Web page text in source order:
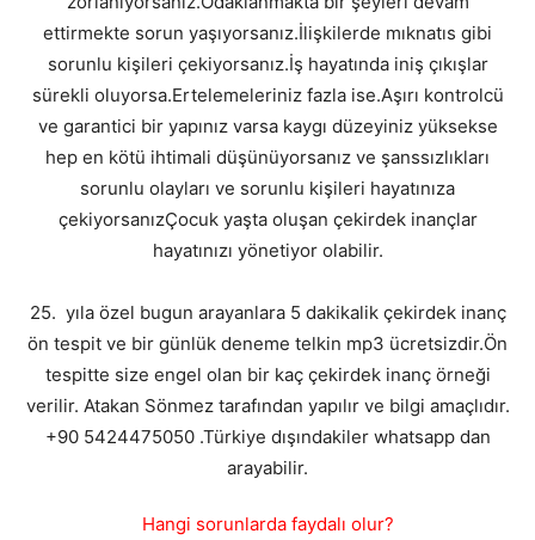
ettirmekte sorun yaşıyorsanız.İlişkilerde mıknatıs gibi
sorunlu kişileri çekiyorsanız.İş hayatında iniş çıkışlar
sürekli oluyorsa.Ertelemeleriniz fazla ise.Aşırı kontrolcü
ve garantici bir yapınız varsa kaygı düzeyiniz yüksekse
hep en kötü ihtimali düşünüyorsanız ve şanssızlıkları
sorunlu olayları ve sorunlu kişileri hayatınıza
çekiyorsanızÇocuk yaşta oluşan çekirdek inançlar
hayatınızı yönetiyor olabilir.
25. yıla özel bugun arayanlara 5 dakikalik çekirdek inanç
ön tespit ve bir günlük deneme telkin mp3 ücretsizdir.Ön
tespitte size engel olan bir kaç çekirdek inanç örneği
verilir. Atakan Sönmez tarafından yapılır ve bilgi amaçlıdır.
+90 5424475050 .Türkiye dışındakiler whatsapp dan
arayabilir.
Hangi sorunlarda faydalı olur?